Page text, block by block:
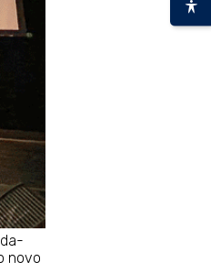
novo